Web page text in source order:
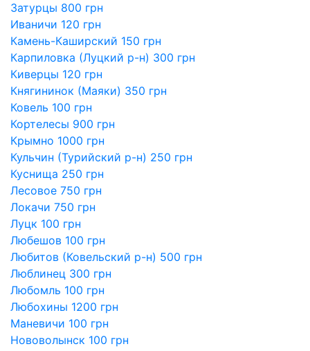
Затурцы 800 грн
Иваничи 120 грн
Камень-Каширский 150 грн
Карпиловка (Луцкий р-н) 300 грн
Киверцы 120 грн
Княгининок (Маяки) 350 грн
Ковель 100 грн
Кортелесы 900 грн
Крымно 1000 грн
Кульчин (Турийский р-н) 250 грн
Куснища 250 грн
Лесовое 750 грн
Локачи 750 грн
Луцк 100 грн
Любешов 100 грн
Любитов (Ковельский р-н) 500 грн
Люблинец 300 грн
Любомль 100 грн
Любохины 1200 грн
Маневичи 100 грн
Нововолынск 100 грн